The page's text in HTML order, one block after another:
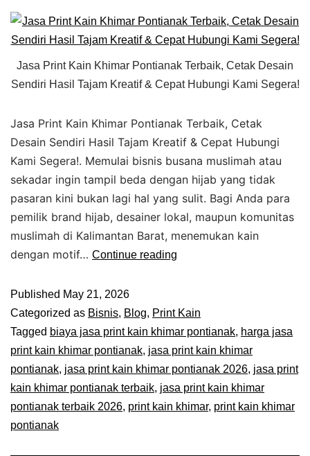
Jasa Print Kain Khimar Pontianak Terbaik, Cetak Desain
Sendiri Hasil Tajam Kreatif & Cepat Hubungi Kami Segera!
Jasa Print Kain Khimar Pontianak Terbaik, Cetak
Desain Sendiri Hasil Tajam Kreatif & Cepat Hubungi
Kami Segera!. Memulai bisnis busana muslimah atau
sekadar ingin tampil beda dengan hijab yang tidak
pasaran kini bukan lagi hal yang sulit. Bagi Anda para
pemilik brand hijab, desainer lokal, maupun komunitas
muslimah di Kalimantan Barat, menemukan kain
dengan motif… Continue reading
Published May 21, 2026
Categorized as Bisnis, Blog, Print Kain
Tagged biaya jasa print kain khimar pontianak, harga jasa
print kain khimar pontianak, jasa print kain khimar
pontianak, jasa print kain khimar pontianak 2026, jasa print
kain khimar pontianak terbaik, jasa print kain khimar
pontianak terbaik 2026, print kain khimar, print kain khimar
pontianak